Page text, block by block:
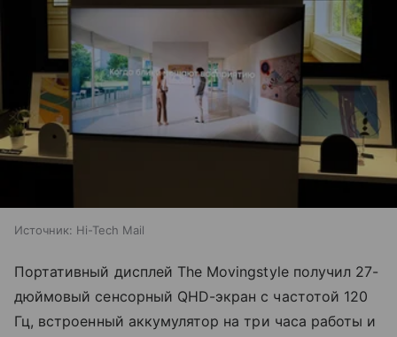
Источник: Hi-Tech Mail
Портативный дисплей The Movingstyle получил 27-
дюймовый сенсорный QHD-экран с частотой 120
Гц, встроенный аккумулятор на три часа работы и